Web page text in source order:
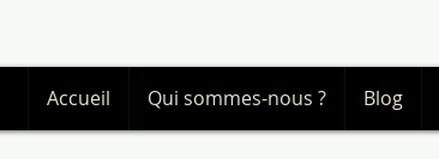
Accueil Qui sommes-nous ? Blog